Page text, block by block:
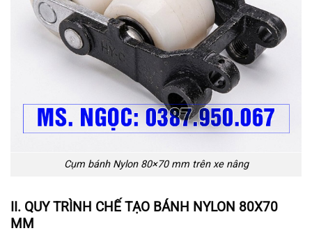
Cụm bánh Nylon 80×70 mm trên xe nâng
II. QUY TRÌNH CHẾ TẠO BÁNH NYLON 80X70
MM